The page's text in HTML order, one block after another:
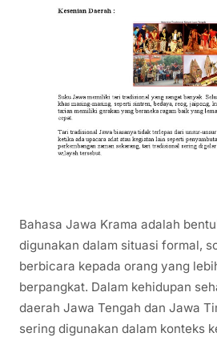
Bahasa Jawa Krama adalah
digunakan dalam situasi formal,
berbicara kepada orang yang
berpangkat. Dalam kehidupan
daerah Jawa Tengah dan Jawa
sering digunakan dalam konteks